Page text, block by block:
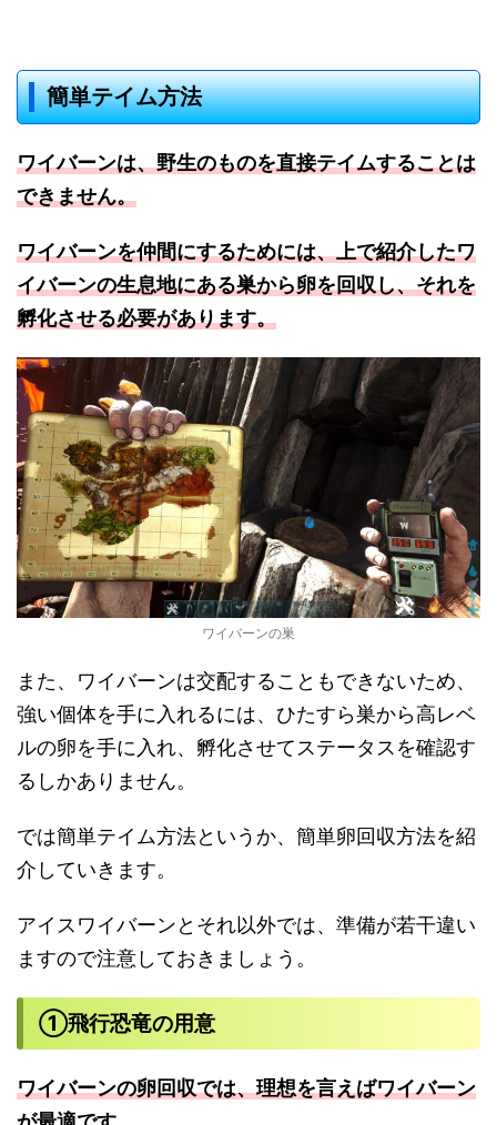
簡単テイム方法
ワイバーンは、野生のものを直接テイムすることは
できません。
ワイバーンを仲間にするためには、上で紹介したワ
イバーンの生息地にある巣から卵を回収し、それを
孵化させる必要があります。
ワイバーンの巣
また、ワイバーンは交配することもできないため、
強い個体を手に入れるには、ひたすら巣から高レベ
ルの卵を手に入れ、孵化させてステータスを確認す
るしかありません。
では簡単テイム方法というか、簡単卵回収方法を紹
介していきます。
アイスワイバーンとそれ以外では、準備が若干違い
ますので注意しておきましょう。
①飛行恐竜の用意
ワイバーンの卵回収では、理想を言えばワイバーン